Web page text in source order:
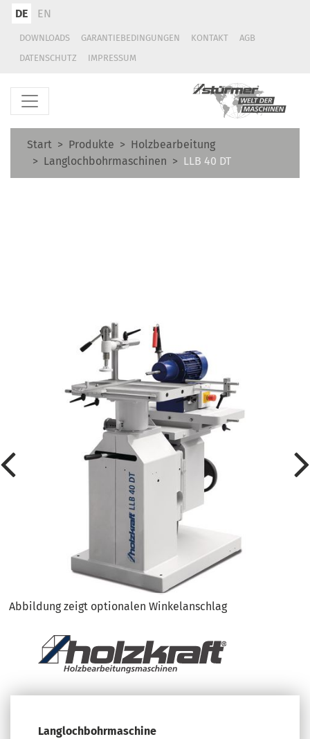
DE EN
DOWNLOADS GARANTIEBEDINGUNGEN KONTAKT
AGB
DATENSCHUTZ
IMPRESSUM
Start Produkte
Holzbearbeitung
Langlochbohrmaschinen
LLB 40 DT
Abbildung zeigt optionalen Winkelanschlag
Langlochbohrmaschine